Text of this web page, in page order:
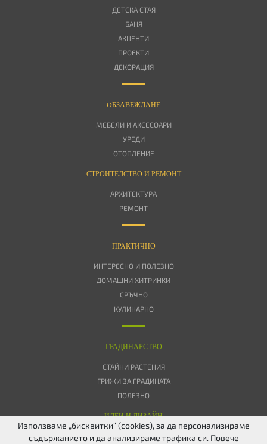
ДЕТСКА СТАЯ
БАНЯ
АКЦЕНТИ
ПРОЕКТИ
ДЕКОРАЦИЯ
OБЗАВЕЖДАНЕ
МЕБЕЛИ И АКСЕСОАРИ
УРЕДИ
ОТОПЛЕНИЕ
СТРОИТЕЛСТВО И РЕМОНТ
АРХИТЕКТУРА
РЕМОНТ
ПРАКТИЧНО
ИНТЕРЕСНО И ПОЛЕЗНО
ДОМАШНИ ХИТРИНКИ
СРЪЧНО
КУЛИНАРНО
ГРАДИНАРСТВО
СТАЙНИ РАСТЕНИЯ
ГРИЖИ ЗА ГРАДИНАТА
ПОЛЕЗНО
ИДЕИ И ДИЗАЙН
Използваме „бисквитки“ (cookies), за да персонализираме
съдържанието и да анализираме трафика си. Повече